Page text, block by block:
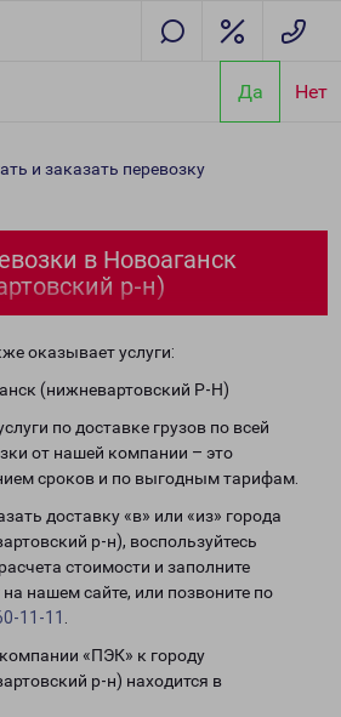
Да Нет
и заказать перевозку
в Новоаганск
р-н)
оказывает услуги:
(нижневартовский Р-Н)
по доставке грузов по всей
от нашей компании – это
сроков и по выгодным тарифам.
доставку «в» или «из» города
р-н), воспользуйтесь
стоимости и заполните
нашем сайте, или позвоните по
11-11
«ПЭК» к городу
р-н) находится в